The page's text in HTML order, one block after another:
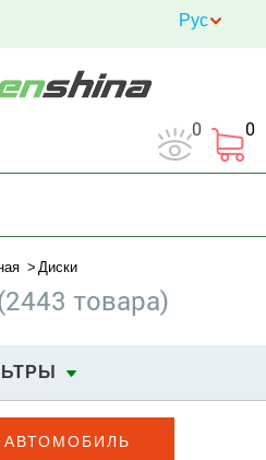
0 0
Диски
товара)
АВТОМОБИЛЬ